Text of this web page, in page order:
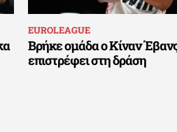
EUROLEAGUE
Βρήκε ομάδα ο Κίναν
επιστρέφει στη δράση